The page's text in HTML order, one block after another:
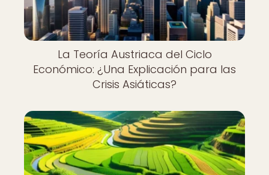
La Teoría Austriaca del Ciclo
Económico: ¿Una Explicación para las
Crisis Asiáticas?